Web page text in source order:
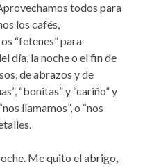
todos para
los cafés,
“fetenes” para
día, la noche o el fin de
de abrazos y de
“bonitas” y “cariño” y
llamamos”, o “nos
Me quito el abrigo,